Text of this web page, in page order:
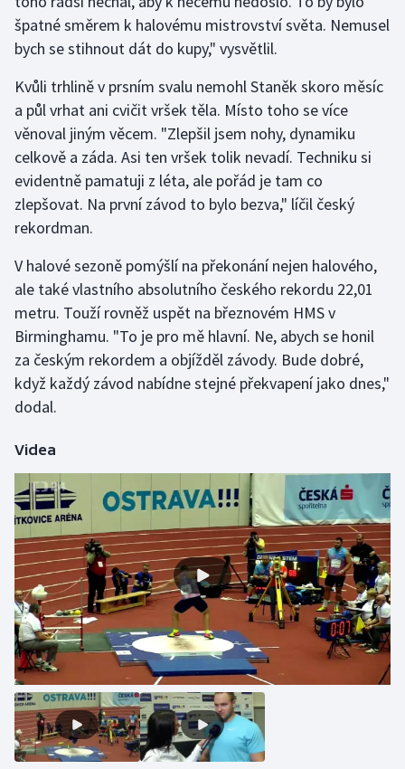
Jezdectví
Judo
Krasobruslení
Lezení
Lyže a snowboard
Moderní pětiboj
Motorsport
Olympijské hry
Parasport
Plavání
Plážový volejbal
Ragby
Rychlobruslení
Rychlostní kanoistika
Short track
Sportovní střelba
Stolní tenis
Triatlon
špatné směrem k halovému mistrovství světa. Nemusel
bych se stihnout dát do kupy," vysvětlil.
Kvůli trhlině v prsním svalu nemohl Staněk skoro měsíc
a půl vrhat ani cvičit vršek těla. Místo toho se více
věnoval jiným věcem. "Zlepšil jsem nohy, dynamiku
celkově a záda. Asi ten vršek tolik nevadí. Techniku si
evidentně pamatuji z léta, ale pořád je tam co
zlepšovat. Na první závod to bylo bezva," líčil český
rekordman.
V halové sezoně pomýšlí na překonání nejen halového,
ale také vlastního absolutního českého rekordu 22,01
metru. Touží rovněž uspět na březnovém HMS v
Birminghamu. "To je pro mě hlavní. Ne, abych se honil
za českým rekordem a objížděl závody. Bude dobré,
když každý závod nabídne stejné překvapení jako dnes,"
dodal.
Videa